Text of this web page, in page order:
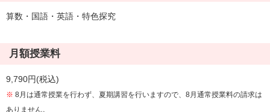
算数・国語・英語・特色探究
月額授業料
9,790円(税込)
※ 8月は通常授業を行わず、夏期講習を行いますので、8月通常授業料の請求は
ありません。